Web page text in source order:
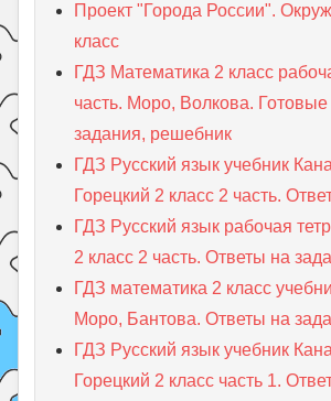
Проект "Города России".
класс
ГДЗ Математика 2 класс
часть. Моро, Волкова. Готовые
задания, решебник
ГДЗ Русский язык учебник
Горецкий 2 класс 2 часть.
ГДЗ Русский язык рабочая
2 класс 2 часть. Ответы на
ГДЗ математика 2 класс
Моро, Бантова. Ответы на
ГДЗ Русский язык учебник
Горецкий 2 класс часть 1.